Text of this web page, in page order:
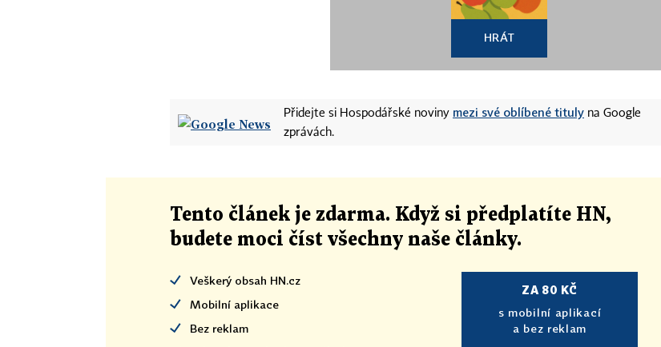
HRÁT
Přidejte si Hospodářské noviny mezi své oblíbené tituly na Google
zprávách.
Tento článek je zdarma. Když si předplatíte HN,
budete moci číst všechny naše články.
Veškerý obsah HN.cz
Mobilní aplikace
Bez reklam
ZA 80 KČ
s mobilní aplikací
a bez reklam